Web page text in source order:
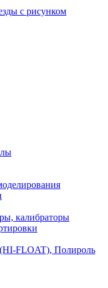
с рисунком
калибраторы
FLOAT), Полироль